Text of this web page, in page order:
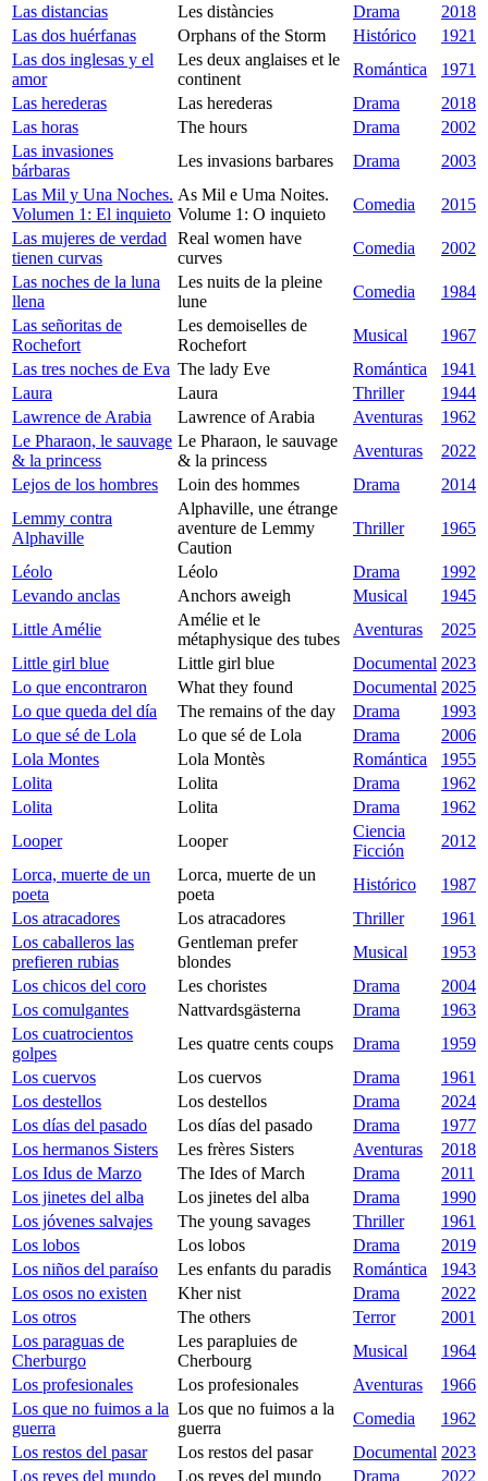
Las distancias
Les distàncies Drama
2018
Las dos huérfanas
Orphans of the Storm Histórico
1921
Las dos inglesas y el
amor
Les deux anglaises et le
continent
Romántica
1971
Las herederas
Las herederas Drama
2018
Las horas
The hours Drama
2002
Las invasiones
bárbaras
Les invasions barbares Drama
2003
Las Mil y Una Noches.
Volumen 1: El inquieto
As Mil e Uma Noites.
Volume 1: O inquieto
Comedia
2015
Las mujeres de verdad
tienen curvas
Real women have
curves
Comedia
2002
Las noches de la luna
llena
Les nuits de la pleine
lune
Comedia
1984
Las señoritas de
Rochefort
Les demoiselles de
Rochefort
Musical
1967
Las tres noches de Eva The lady Eve Romántica
1941
Laura
Laura Thriller
1944
Lawrence de Arabia
Lawrence of Arabia Aventuras
1962
Le Pharaon, le sauvage
& la princess
Le Pharaon, le sauvage
& la princess
Aventuras
2022
Lejos de los hombres
Loin des hommes Drama
2014
Lemmy contra
Alphaville
Alphaville, une étrange
aventure de Lemmy
Caution
Thriller 1965
Léolo Léolo Drama
1992
Levando anclas
Anchors aweigh Musical
1945
Little Amélie
Amélie et le
métaphysique des tubes
Aventuras
2025
Little girl blue
Little girl blue Documental 2023
Lo que encontraron
What they found Documental 2025
Lo que queda del día
The remains of the day Drama
1993
Lo que sé de Lola
Lo que sé de Lola Drama
2006
Lola Montes
Lola Montès Romántica
1955
Lolita
Lolita Drama
1962
Lolita
Lolita Drama
1962
Looper
Looper
Ciencia
Ficción
2012
Lorca, muerte de un
poeta
Lorca, muerte de un
poeta
Histórico
1987
Los atracadores
Los atracadores Thriller
1961
Los caballeros las
prefieren rubias
Gentleman prefer
blondes
Musical
1953
Los chicos del coro
Les choristes Drama
2004
Los comulgantes
Nattvardsgästerna Drama
1963
Los cuatrocientos
golpes
Les quatre cents coups Drama
1959
Los cuervos
Los cuervos Drama
1961
Los destellos
Los destellos Drama
2024
Los días del pasado
Los días del pasado Drama
1977
Los hermanos Sisters
Les frères Sisters Aventuras
2018
Los Idus de Marzo
The Ides of March Drama
2011
Los jinetes del alba
Los jinetes del alba Drama
1990
Los jóvenes salvajes
The young savages Thriller
1961
Los lobos
Los lobos Drama
2019
Los niños del paraíso
Les enfants du paradis Romántica
1943
Los osos no existen
Kher nist Drama
2022
Los otros
The others Terror
2001
Los paraguas de
Cherburgo
Les parapluies de
Cherbourg
Musical
1964
Los profesionales
Los profesionales Aventuras
1966
Los que no fuimos a la
guerra
Los que no fuimos a la
guerra
Comedia
1962
Los restos del pasar
Los restos del pasar Documental 2023
Los reyes del mundo
Los reyes del mundo Drama 2022